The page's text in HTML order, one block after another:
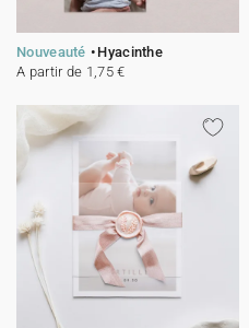
Nouveauté
Hyacinthe
A partir de 1,75 €